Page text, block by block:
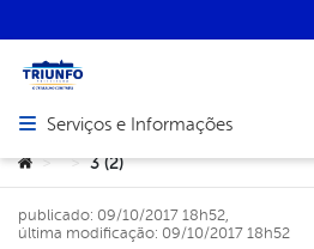
Abrir menu principal de navegação
Serviços e Informações
Você está aqui:
> > 3 (2)
publicado: 09/10/2017 18h52,
última modificação: 09/10/2017 18h52